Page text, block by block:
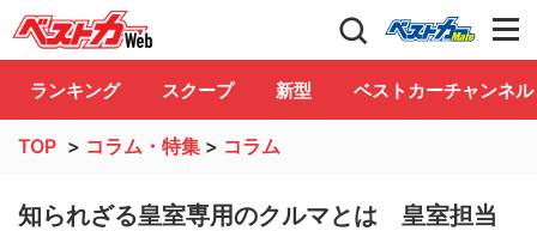
自動車情報誌「ベストカー」 Club
ランキング スクープ 新型 ベストカーチャンネル
TOP > コラム・特集 > コラム
知られざる皇室専用のクルマとは 皇室担当